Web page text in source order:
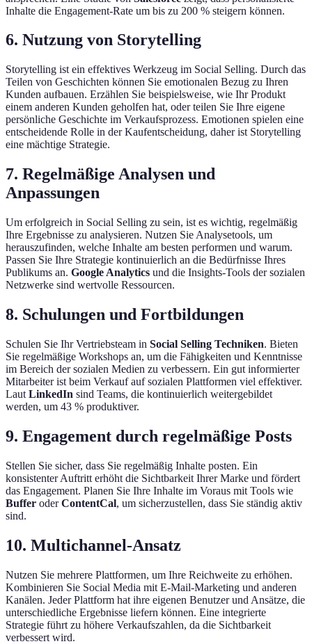
Inhalte die Engagement-Rate um bis zu 200 % steigern können.
6. Nutzung von Storytelling
Storytelling ist ein effektives Werkzeug im Social Selling. Durch das
Teilen von Geschichten können Sie emotionalen Bezug zu Ihren
Kunden aufbauen. Erzählen Sie beispielsweise, wie Ihr Produkt
einem anderen Kunden geholfen hat, oder teilen Sie Ihre eigene
persönliche Geschichte im Verkaufsprozess. Emotionen spielen eine
entscheidende Rolle in der Kaufentscheidung, daher ist Storytelling
eine mächtige Strategie.
7. Regelmäßige Analysen und
Anpassungen
Um erfolgreich in Social Selling zu sein, ist es wichtig, regelmäßig
Ihre Ergebnisse zu analysieren. Nutzen Sie Analysetools, um
herauszufinden, welche Inhalte am besten performen und warum.
Passen Sie Ihre Strategie kontinuierlich an die Bedürfnisse Ihres
Publikums an. Google Analytics und die Insights-Tools der sozialen
Netzwerke sind wertvolle Ressourcen.
8. Schulungen und Fortbildungen
Schulen Sie Ihr Vertriebsteam in Social Selling Techniken. Bieten
Sie regelmäßige Workshops an, um die Fähigkeiten und Kenntnisse
im Bereich der sozialen Medien zu verbessern. Ein gut informierter
Mitarbeiter ist beim Verkauf auf sozialen Plattformen viel effektiver.
Laut LinkedIn sind Teams, die kontinuierlich weitergebildet
werden, um 43 % produktiver.
9. Engagement durch regelmäßige Posts
Stellen Sie sicher, dass Sie regelmäßig Inhalte posten. Ein
konsistenter Auftritt erhöht die Sichtbarkeit Ihrer Marke und fördert
das Engagement. Planen Sie Ihre Inhalte im Voraus mit Tools wie
Buffer oderContentCal, um sicherzustellen, dass Sie ständig aktiv
sind.
10. Multichannel-Ansatz
Nutzen Sie mehrere Plattformen, um Ihre Reichweite zu erhöhen.
Kombinieren Sie Social Media mit E-Mail-Marketing und anderen
Kanälen. Jeder Plattform hat ihre eigenen Benutzer und Ansätze, die
unterschiedliche Ergebnisse liefern können. Eine integrierte
Strategie führt zu höhere Verkaufszahlen, da die Sichtbarkeit
verbessert wird.